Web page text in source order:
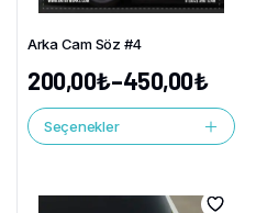
Arka Cam Söz #4
200,00₺–450,00₺
Seçenekler